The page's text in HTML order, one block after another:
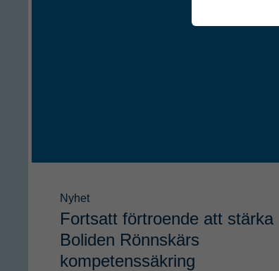
Nyhet
Fortsatt förtroende att stärka
Boliden Rönnskärs
kompetenssäkring